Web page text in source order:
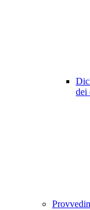
dei